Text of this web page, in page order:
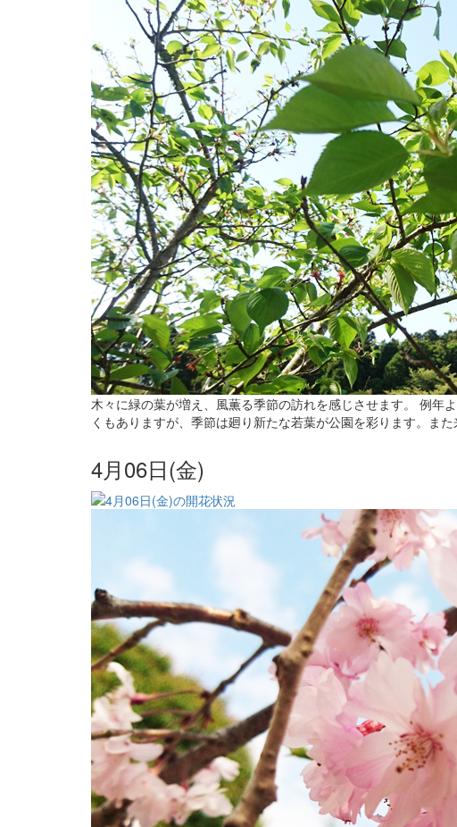
木々に緑の葉が増え、風薫る季節の訪れを感じさせます。 例年
くもありますが、季節は廻り新たな若葉が公園を彩ります。また
4月06日(金)